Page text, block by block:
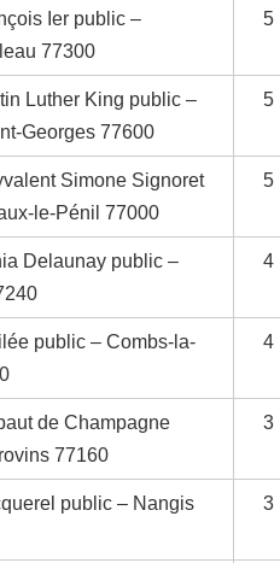
Ier public –
77300
5
Luther King public –
Georges 77600
5
Simone Signoret
le-Pénil 77000
5
Delaunay public –
4
public – Combs-la-
4
de Champagne
77160
3
public – Nangis
3